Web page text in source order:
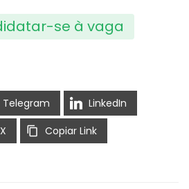
se à vaga
Telegram
LinkedIn
X Copiar Link